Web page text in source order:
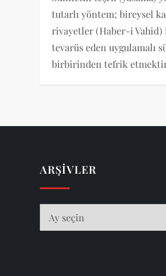
tutarlı yöntem; bireysel
rivayetler (Haber-i Vahid)
tevarüs eden uygulamalı
birbirinden tefrik
ARŞIVLER